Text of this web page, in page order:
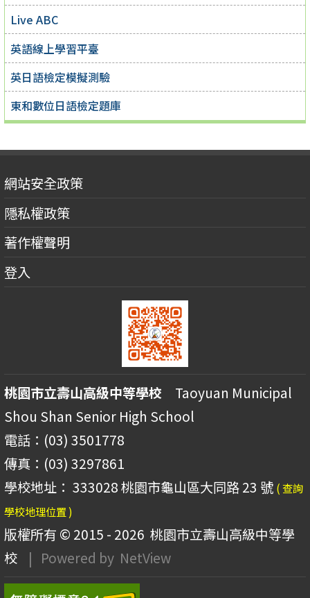
Live ABC
英語線上學習平臺
英日語檢定模擬測驗
東和數位日語檢定題庫
網站安全政策
隱私權政策
著作權聲明
登入
桃園市立壽山高級中等學校 Taoyuan Municipal
Shou Shan Senior High School
電話：(03) 3501778
傳真：(03) 3297861
學校地址： 333028 桃園市龜山區大同路 23 號 ( 查詢
學校地理位置 )
版權所有 © 2015 - 2026 桃園市立壽山高級中等學
校
| Powered by NetView